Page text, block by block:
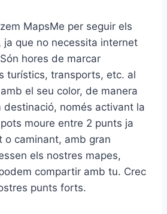
MapsMe per seguir els
ja que no necessita internet
hores de marcar
turístics, transports, etc. al
el seu color, de manera
destinació, només activant la
moure entre 2 punts ja
o caminant, amb gran
els nostres mapes,
compartir amb tu. Crec
punts forts.